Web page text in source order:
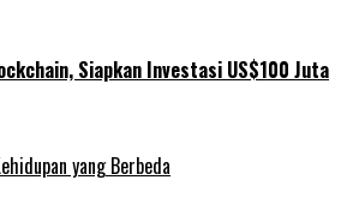
Siapkan Investasi US$100 Juta
yang Berbeda